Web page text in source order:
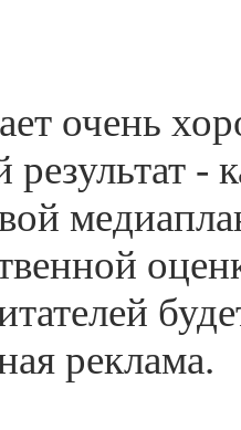
очень
результат -
реклама.